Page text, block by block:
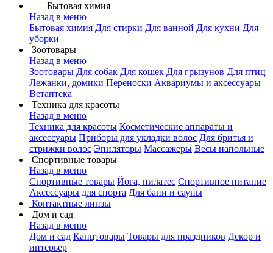
Бытовая химия
Назад в меню
Бытовая химия Для стирки Для ванной Для кухни Для
уборки
Зоотовары
Назад в меню
Зоотовары Для собак Для кошек Для грызунов Для птиц
Лежанки, домики Переноски Аквариумы и аксессуары
Ветаптека
Техника для красоты
Назад в меню
Техника для красоты Косметические аппараты и
аксессуары Приборы для укладки волос Для бритья и
стрижки волос Эпиляторы Массажеры Весы напольные
Спортивные товары
Назад в меню
Спортивные товары Йога, пилатес Спортивное питание
Аксессуары для спорта Для бани и сауны
Контактные линзы
Дом и сад
Назад в меню
Дом и сад Канцтовары Товары для праздников Декор и
интерьер